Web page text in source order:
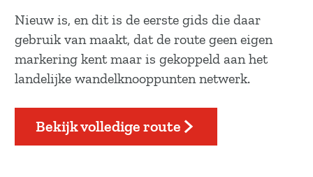
Nieuw is, en dit is de eerste gids die daar
gebruik van maakt, dat de route geen eigen
markering kent maar is gekoppeld aan het
landelijke wandelknooppunten netwerk.
Bekijk volledige route